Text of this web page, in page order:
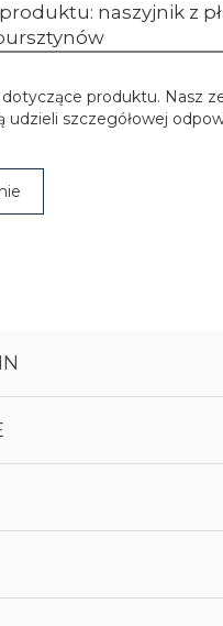
naszyjnik z
produktu. Nasz
udzieli szczegółowej